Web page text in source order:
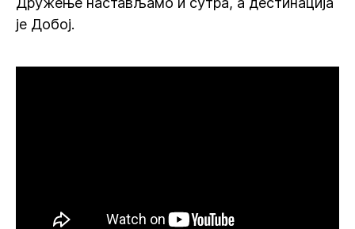
је Добој.